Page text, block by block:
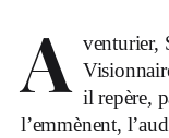
A venturier,
il repère,
l’emmènent,